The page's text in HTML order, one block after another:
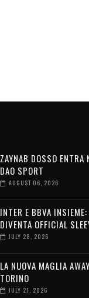
ZAYNAB DOSSO
DAO SPORT
AUGUST 06, 2026
INTER E BBVA
DIVENTA OFFICIAL
JULY 28, 2026
LA NUOVA MAGLIA
TORINO
JULY 21, 2026